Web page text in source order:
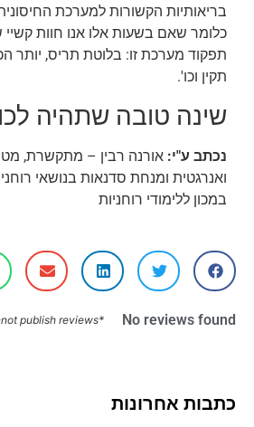
כתבות אחרונות
בריאותיות הקשורות למערכת
כלומר שאם בשעות אלו אנו חוות
תפקוד מערכת זו: בלוטת תריס, יותר
תקין וכו'.
שינה טובה שתהיה
נכתב ע"י: אורנה רבין – מתקשרת,
ואנרגטית ומנחת סדנאות בנושאי
במכון ללימודי רוחניות
No reviews found
*Guests cannot publish reviews